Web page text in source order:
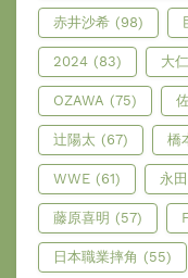
赤井沙希 (98)
2024 (83) 大
OZAWA (75)
辻陽太 (67) 橋
WWE (61) 永
藤原喜明 (57)
日本職業摔角 (55)